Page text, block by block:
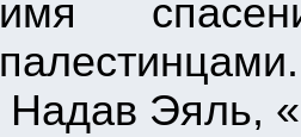
имя
палестинцами.
Надав Эяль,